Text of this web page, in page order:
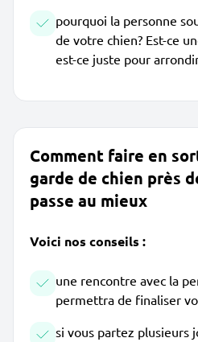
pourquoi la personne
de votre chien? Est-ce
est-ce juste pour
Comment faire en
garde de chien près
passe au mieux
Voici nos conseils :
une rencontre avec la
permettra de finaliser
si vous partez plusieurs